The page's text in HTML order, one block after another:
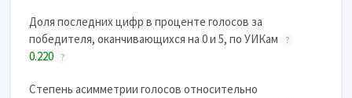
Доля последних цифр в проценте голосов за
победителя, оканчивающихся на 0 и 5, по УИКам
?
0.220 ?
Степень асимметрии голосов относительно